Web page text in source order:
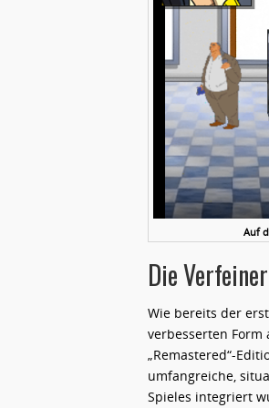
Auf
Die
Wie bereits der
verbesserten
„Remastered“-
umfangreiche,
Spieles integriert